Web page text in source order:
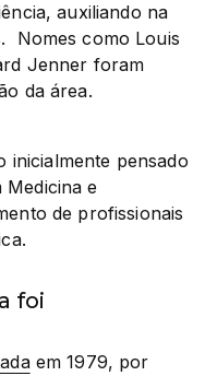
auxiliando na
Nomes como Louis
Jenner foram
da área.
inicialmente pensado
e
de profissionais
foi
em 1979, por